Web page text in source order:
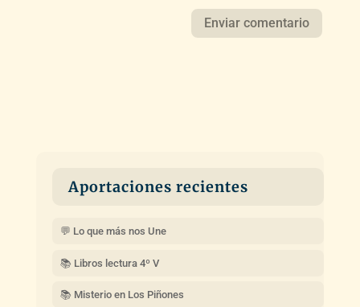
Aportaciones recientes
💬 Lo que más nos Une
📚 Libros lectura 4º V
📚 Misterio en Los Piñones